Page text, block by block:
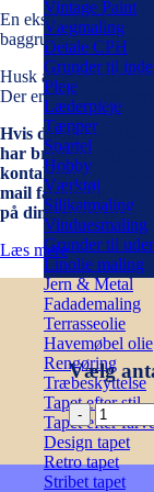
Vintage Paint
Vægmaling
Detale CPH
Grunder til
Pleje
Læderpleje
Tæpper
Spartel
Hobby
Værktøj
Silikatmaling
Vinduesmaling
Grunder til
Linolie maling
Jern & Metal
Fadademaling
Terrasseolie
Havemøbel olie
Rengøring
Træbeskyttelse
Tapet efter stil
Tapet efter
Design tapet
Retro tapet
Stribet tapet
En eksklusiv, rå tapet.
baggrund, med en
Husk at tage højde
Der er 4-14 dages
Hvis du er i tvivl om
har brug for
kontakte os på
mail
på dine spørgsmål.
Læs mere
Vælg
Barque
Jungle
TF
-